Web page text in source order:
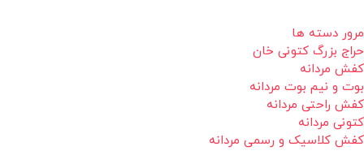
مرور دسته ها
حراج بزرگ کتونی خان
کفش مردانه
بوت و نیم بوت مردانه
کفش راحتی مردانه
کتونی مردانه
کفش کلاسیک و رسمی مردانه